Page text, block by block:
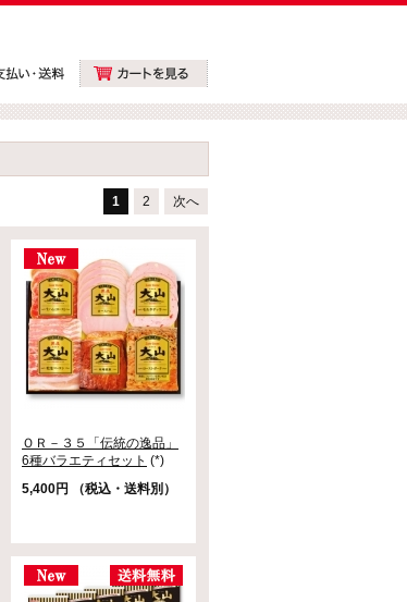
1 2 次へ
ＯＲ－３５「伝統の逸品」
6種バラエティセット (*)
5,400円 （税込・送料別）